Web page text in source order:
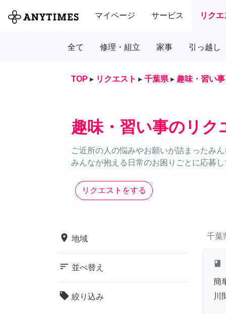
マイページ サービス リク
全て 修理・組立 家事 引っ越し
TOP ▸ リクエスト ▸ 千葉県 ▸ 趣味・習い事
趣味・習い事のリク
ご近所の人の悩みやお願いが詰まったみ
みんなが抱える日常のお困りごとに応募
リクエストをする
place 地域
sort 並べ替え
local_offer 絞り込み
千葉
class
簡
川